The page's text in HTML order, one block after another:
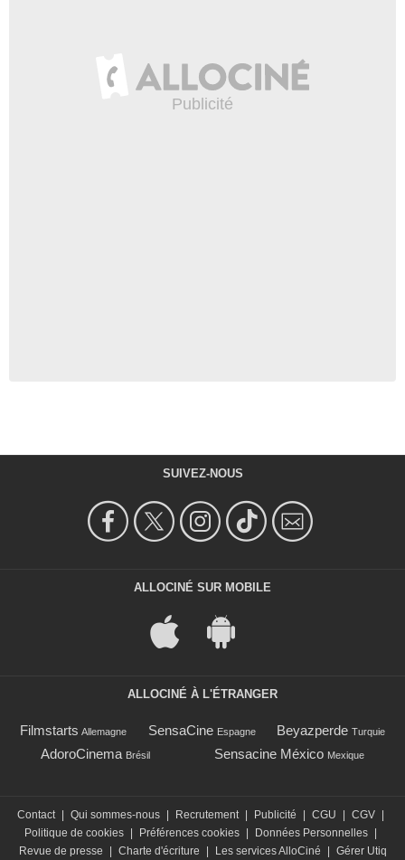
SUIVEZ-NOUS
ALLOCINÉ SUR MOBILE
ALLOCINÉ À L'ÉTRANGER
Filmstarts Allemagne SensaCine Espagne Beyazperde Turquie
AdoroCinema Brésil Sensacine México Mexique
Contact Qui sommes-nous Recrutement Publicité CGU CGV
Politique de cookies
Préférences cookies Données Personnelles
Revue de presse
Charte d'écriture Les services AlloCiné Gérer Utiq